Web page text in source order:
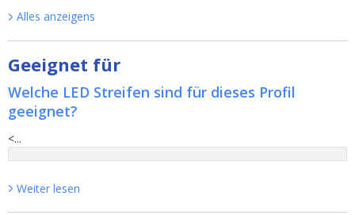
Alles anzeigens
Geeignet für
Welche LED Streifen sind für dieses Profil
geeignet?
<...
Weiter lesen